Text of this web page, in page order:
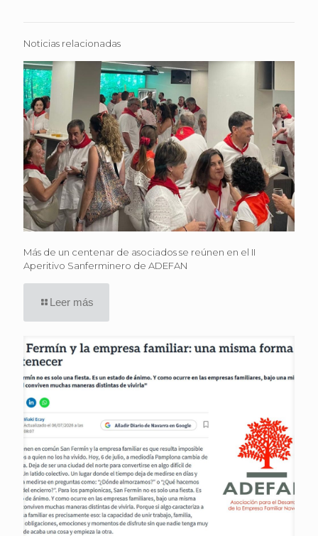
Noticias relacionadas
Más de un centenar de asociados se reúnen en el II
Aperitivo Sanferminero de ADEFAN
Leer más